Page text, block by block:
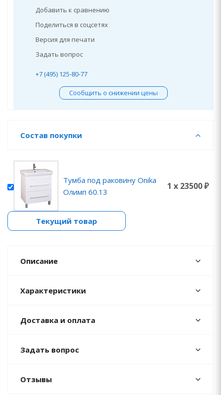
Добавить к сравнению
Поделиться в соцсетях
Версия для печати
Задать вопрос
+7 (495) 125-80-77
Сообщить о снижении цены
Состав покупки
Тумба под раковину Onika
Олимп 60.13
1 x 23500 ₽
Текущий товар
Описание
Характеристики
Доставка и оплата
Задать вопрос
Отзывы